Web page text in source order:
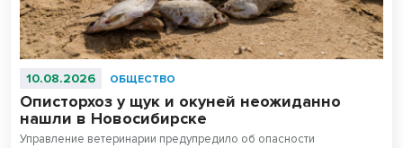
10.08.2026 ОБЩЕСТВО
Описторхоз у щук и окуней неожиданно
нашли в Новосибирске
Управление ветеринарии предупредило об опасности